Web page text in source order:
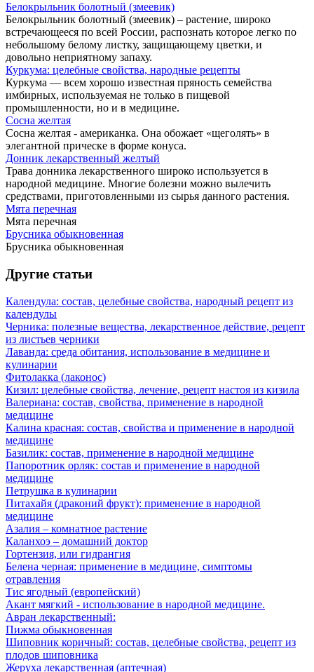
Белокрыльник болотный (змеевик)
Белокрыльник болотный (змеевик) – растение, широко
встречающееся по всей России, распознать которое легко по
небольшому белому листку, защищающему цветки, и
довольно неприятному запаху.
Куркума: целебные свойства, народные рецепты
Куркума — всем хорошо известная пряность семейства
имбирных, используемая не только в пищевой
промышленности, но и в медицине.
Сосна желтая
Сосна желтая - американка. Она обожает «щеголять» в
элегантной прическе в форме конуса.
Донник лекарственный желтый
Трава донника лекарственного широко используется в
народной медицине. Многие болезни можно вылечить
средствами, приготовленными из сырья данного растения.
Мята перечная
Мята перечная
Брусника обыкновенная
Брусника обыкновенная
Другие статьи
Календула: состав, целебные свойства, народный рецепт из
календулы
Черника: полезные вещества, лекарственное действие, рецепт
из листьев черники
Лаванда: среда обитания, использование в медицине и
кулинарии
Фитолакка (лаконос)
Кизил: целебные свойства, лечение, рецепт настоя из кизила
Валериана: состав, свойства, применение в народной
медицине
Калина красная: состав, свойства и применение в народной
медицине
Базилик: состав, применение в народной медицине
Папоротник орляк: состав и применение в народной
медицине
Петрушка в кулинарии
Питахайя (драконий фрукт): применение в народной
медицине
Азалия – комнатное растение
Каланхоэ – домашний доктор
Гортензия, или гидрангия
Белена черная: применение в медицине, симптомы
отравления
Тис ягодный (европейский)
Акант мягкий - использование в народной медицине.
Авран лекарственный:
Пижма обыкновенная
Шиповник коричный: состав, целебные свойства, рецепт из
плодов шиповника
Жеруха лекарственная (аптечная)